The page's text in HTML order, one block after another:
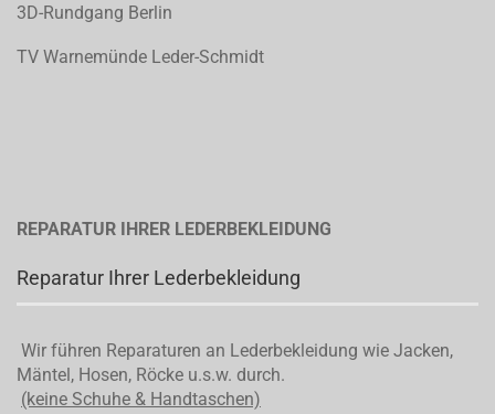
3D-Rundgang Berlin
TV Warnemünde Leder-Schmidt
REPARATUR IHRER LEDERBEKLEIDUNG
Reparatur Ihrer Lederbekleidung
Wir führen Reparaturen an Lederbekleidung wie Jacken,
Mäntel, Hosen, Röcke u.s.w. durch.
(keine Schuhe & Handtaschen)